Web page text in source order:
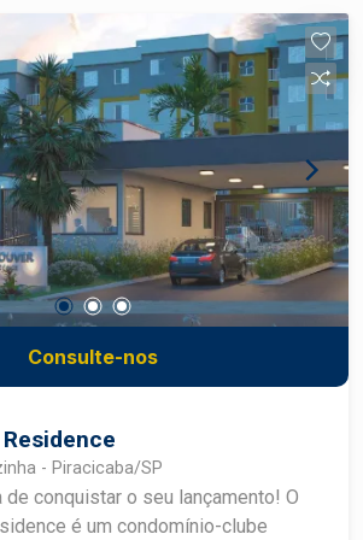
lazer
comuns 100% decoradas. Um
a construtora oferece grátis o
de interiores da Arquiteta
especiais com a sua família e
Consulte-nos
- Piracicaba/SP
de conquistar o seu lançamento! O
é um condomínio-clube